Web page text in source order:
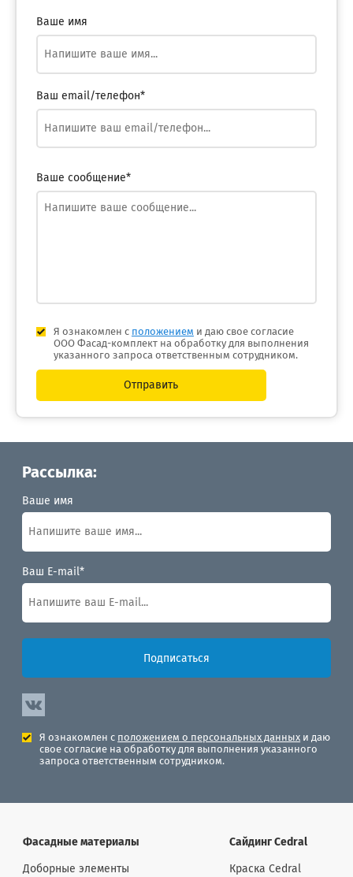
Ваше имя
Ваш email/телефон*
Ваше сообщение*
Я ознакомлен с положением и даю свое согласие
ООО Фасад-комплект на обработку для выполнения
указанного запроса ответственным сотрудником.
Отправить
Рассылка:
Ваше имя
Ваш E-mail*
Подписаться
Я ознакомлен с положением о персональных данных и даю
свое согласие на обработку для выполнения указанного
запроса ответственным сотрудником.
Фасадные материалы
Доборные элементы
Сайдинг Cedral
Краска Cedral